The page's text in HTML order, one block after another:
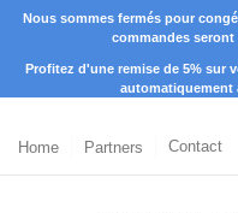
Nous sommes fermés pour
commandes seront
Profitez d'une remise de 5% sur
automatiquement
Home Partners Contact